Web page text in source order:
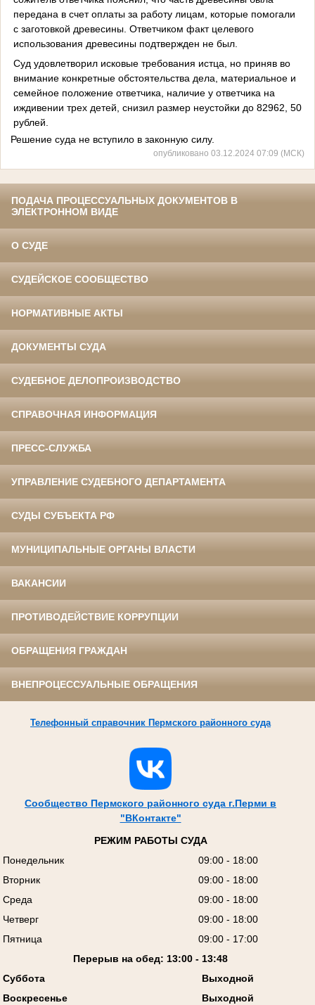
передана в счет оплаты за работу лицам, которые помогали
с заготовкой древесины. Ответчиком факт целевого
использования древесины подтвержден не был.
Суд удовлетворил исковые требования истца, но приняв во
внимание конкретные обстоятельства дела, материальное и
семейное положение ответчика, наличие у ответчика на
иждивении трех детей, снизил размер неустойки до 82962, 50
рублей.
Решение суда не вступило в законную силу.
опубликовано 03.12.2024 07:09 (МСК)
ПОДАЧА ПРОЦЕССУАЛЬНЫХ ДОКУМЕНТОВ В
ЭЛЕКТРОННОМ ВИДЕ
О СУДЕ
СУДЕЙСКОЕ СООБЩЕСТВО
НОРМАТИВНЫЕ АКТЫ
ДОКУМЕНТЫ СУДА
СУДЕБНОЕ ДЕЛОПРОИЗВОДСТВО
СПРАВОЧНАЯ ИНФОРМАЦИЯ
ПРЕСС-СЛУЖБА
УПРАВЛЕНИЕ СУДЕБНОГО ДЕПАРТАМЕНТА
СУДЫ СУБЪЕКТА РФ
МУНИЦИПАЛЬНЫЕ ОРГАНЫ ВЛАСТИ
ВАКАНСИИ
ПРОТИВОДЕЙСТВИЕ КОРРУПЦИИ
ОБРАЩЕНИЯ ГРАЖДАН
ВНЕПРОЦЕССУАЛЬНЫЕ ОБРАЩЕНИЯ
Телефонный справочник Пермского районного суда
Сообщество Пермского районного суда г.Перми в
"ВКонтакте"
РЕЖИМ РАБОТЫ СУДА
Понедельник
09:00 - 18:00
Вторник
09:00 - 18:00
Среда
09:00 - 18:00
Четверг
09:00 - 18:00
Пятница
09:00 - 17:00
Перерыв на обед: 13:00 - 13:48
Суббота
Выходной
Воскресенье
Выходной